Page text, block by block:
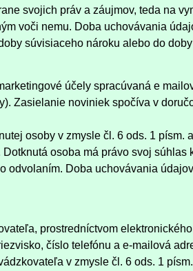
svojich práv a záujmov, teda na
voči nemu. Doba uchovávania
súvisiaceho nároku alebo do
účely spracúvaná e
Zasielanie noviniek spočíva v
osoby v zmysle čl. 6 ods. 1 písm.
osoba má právo svoj
Doba uchovávania
prostredníctvom
číslo telefónu a e-mailová
v zmysle čl. 6 ods. 1